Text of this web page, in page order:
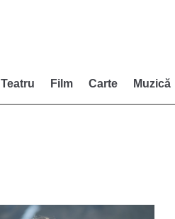
Teatru Film Carte Muzică